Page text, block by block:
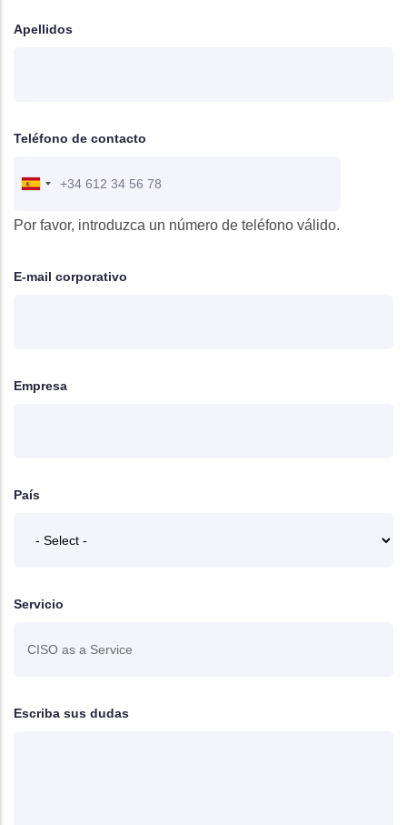
Apellidos
Teléfono de contacto
Por favor, introduzca un número de teléfono válido.
E-mail corporativo
Empresa
País
Servicio
Escriba sus dudas